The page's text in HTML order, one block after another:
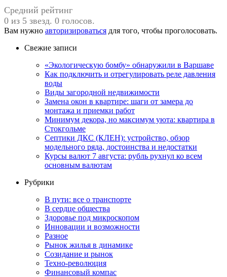
Средний рейтинг
0 из 5 звезд. 0 голосов.
Вам нужно авторизироваться для того, чтобы проголосовать.
Свежие записи
«Экологическую бомбу» обнаружили в Варшаве
Как подключить и отрегулировать реле давления
воды
Виды загородной недвижимости
Замена окон в квартире: шаги от замера до
монтажа и приемки работ
Минимум декора, но максимум уюта: квартира в
Стокгольме
Септики ДКС (КЛЕН): устройство, обзор
модельного ряда, достоинства и недостатки
Курсы валют 7 августа: рубль рухнул ко всем
основным валютам
Рубрики
В пути: все о транспорте
В сердце общества
Здоровье под микроскопом
Инновации и возможности
Разное
Рынок жилья в динамике
Созидание и рынок
Техно-революция
Финансовый компас